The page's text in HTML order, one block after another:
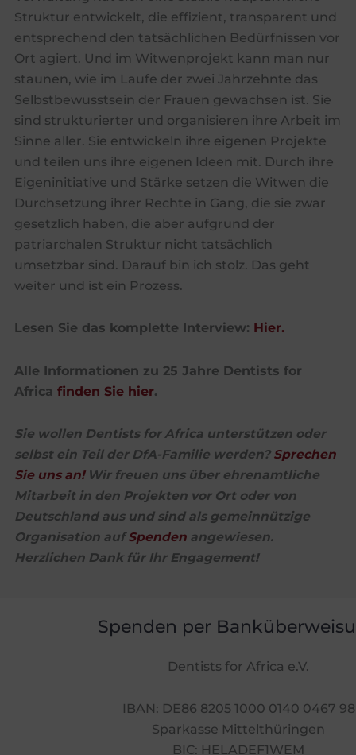
Struktur entwickelt, die effizient, transparent und
entsprechend den tatsächlichen Bedürfnissen vor
Ort agiert. Und im Witwenprojekt kann man nur
staunen, wie im Laufe der zwei Jahrzehnte das
Selbstbewusstsein der Frauen gewachsen ist. Sie
sind strukturierter und organisieren ihre Arbeit im
Sinne aller. Sie entwickeln ihre eigenen Projekte
und teilen uns ihre eigenen Ideen mit. Durch ihre
Eigeninitiative und Stärke setzen die Witwen die
Durchsetzung ihrer Rechte in Gang, die sie zwar
gesetzlich haben, die aber aufgrund der
patriarchalen Struktur nicht tatsächlich
umsetzbar sind. Darauf bin ich stolz. Das geht
weiter und ist ein Prozess.
Lesen Sie das komplette Interview: Hier.
Alle Informationen zu 25 Jahre Dentists for
Africafinden Sie hier.
Sie wollen Dentists for Africa unterstützen oder
selbst ein Teil der DfA-Familie werden? Sprechen
Sie uns an!Wir freuen uns über ehrenamtliche
Mitarbeit in den Projekten vor Ort oder von
Deutschland aus und sind als gemeinnützige
Organisation aufSpenden angewiesen.
Herzlichen Dank für Ihr Engagement!
Spenden per
Dentists for Africa e.V.
IBAN: DE86 8205 1000 0140 0467 98
Sparkasse Mittelthüringen
BIC: HELADEF1WEM